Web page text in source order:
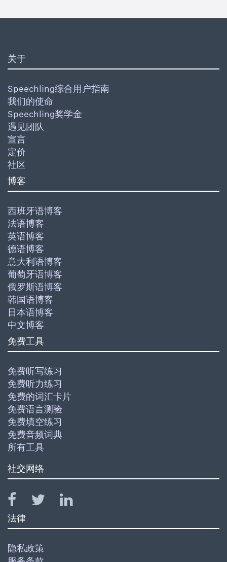
关于
Speechling综合用户指南
我们的使命
Speechling奖学金
遇见团队
宣言
定价
社区
博客
西班牙语博客
法语博客
英语博客
德语博客
意大利语博客
葡萄牙语博客
俄罗斯语博客
韩国语博客
日本语博客
中文博客
免费工具
免费听写练习
免费听力练习
免费的词汇卡片
免费语言测验
免费填空练习
免费音频词典
所有工具
社交网络
法律
隐私政策